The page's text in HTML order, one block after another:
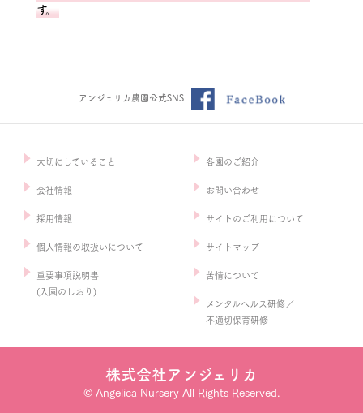
す。
アンジェリカ農園公式SNS
大切にしていること
会社情報
採用情報
個人情報の取扱いについて
重要事項説明書
(入園のしおり)
各園のご紹介
お問い合わせ
サイトのご利用について
サイトマップ
苦情について
メンタルヘルス研修／
不適切保育研修
株式会社アンジェリカ
© Angelica Nursery All Rights Reserved.